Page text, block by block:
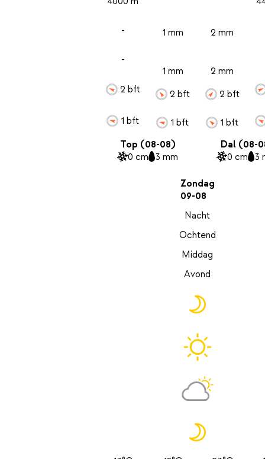
-
-
2 bft
1 bft
1 mm
1 mm
2 bft
1 bft
2 mm
2 mm
2 bft
1 bft
Top (08-08)
0 cm 3 mm
Dal (08-
0 cm 3
Zondag
09-08
Nacht
Ochtend
Middag
Avond